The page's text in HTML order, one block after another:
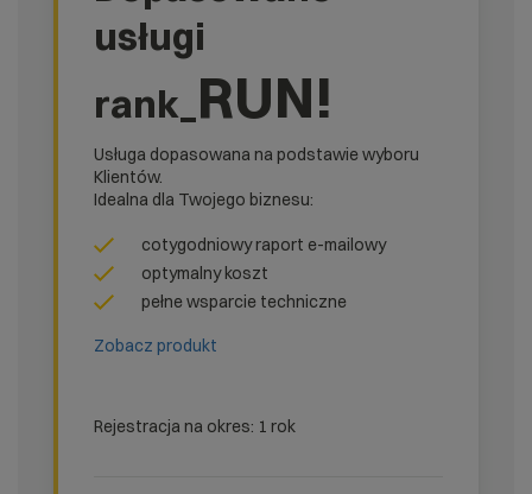
usługi
rank_ RUN!
Usługa dopasowana na podstawie wyboru
Klientów.
Idealna dla Twojego biznesu:
cotygodniowy raport e-mailowy
optymalny koszt
pełne wsparcie techniczne
Zobacz produkt
Rejestracja na okres: 1 rok